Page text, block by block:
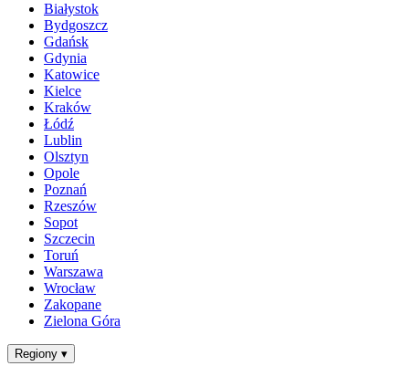
Białystok
Bydgoszcz
Gdańsk
Gdynia
Katowice
Kielce
Kraków
Łódź
Lublin
Olsztyn
Opole
Poznań
Rzeszów
Sopot
Szczecin
Toruń
Warszawa
Wrocław
Zakopane
Zielona Góra
Regiony ▾